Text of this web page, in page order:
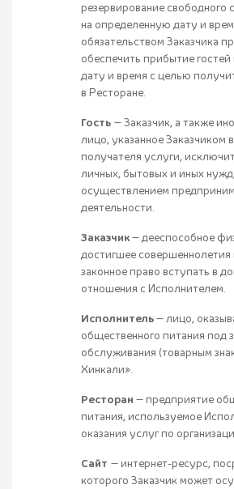
резервирование свободного
на определенную дату и
обязательством Заказчика
обеспечить прибытие
дату и время с целью
в Ресторане.
Гость — Заказчик, а также
лицо, указанное Заказчиком
получателя услуги,
личных, бытовых и иных
осуществлением
деятельности.
Заказчик— дееспособное
достигшее
законное право вступать в
отношения с Исполнителем.
Исполнитель— лицо,
общественного питания под
обслуживания (товарным
Хинкали».
Ресторан — предприятие
питания, используемое
оказания услуг по
Сайт — интернет-ресурс,
которого Заказчик может